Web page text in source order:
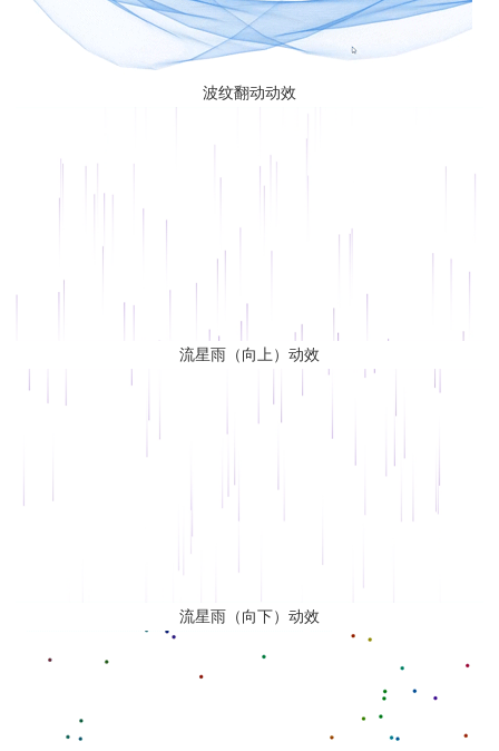
波纹翻动动效
流星雨（向上）动效
流星雨（向下）动效